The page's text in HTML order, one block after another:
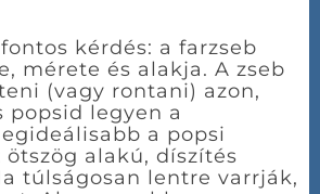
kérdés: a farzseb
mérete és alakja. A zseb
(vagy rontani) azon,
popsid legyen a
a popsi
alakú, díszítés
túlságosan lentre varrják,